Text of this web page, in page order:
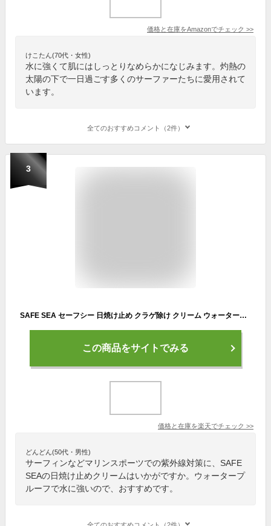
価格と在庫をAmazonでチェック >>
けこたん(70代・女性)
水に強くて肌にはしっとりなめらかになじみます。灼熱の
太陽の下で一日過ごす多くのサーファーたちに愛用されて
います。
全てのおすすめコメント（2件）
3
SAFE SEA セーフシー 日焼け止め クラゲ除け クリーム ウォータープルーフ サンプロテクトローション クラゲ サーフィン 海水浴 ADVANCE UVA / UVB SPF50+ PA + + + + 118ml
この商品をサイトでみる
価格と在庫を楽天でチェック >>
どんどん(50代・男性)
サーフィンなどマリンスポーツでの紫外線対策に、SAFE
SEAの日焼け止めクリームはいかがですか。ウォータープ
ルーフで水に強いので、おすすめです。